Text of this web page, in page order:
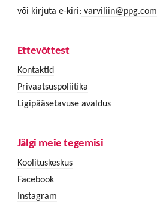
või kirjuta e-kiri: varviliin@ppg.com
Ettevõttest
Kontaktid
Privaatsuspoliitika
Ligipääsetavuse avaldus
Jälgi meie tegemisi
Koolituskeskus
Facebook
Instagram